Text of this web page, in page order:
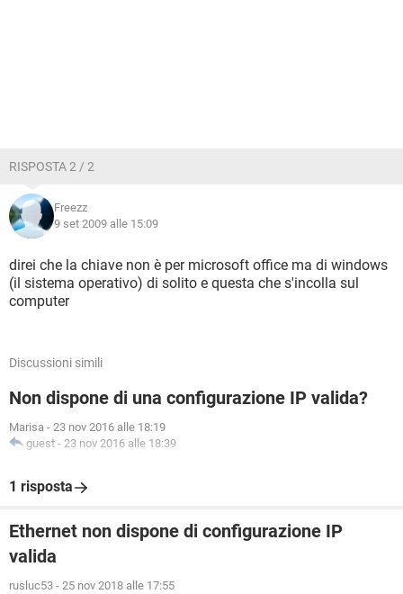
RISPOSTA 2 / 2
Freezz
9 set 2009 alle 15:09
direi che la chiave non è per microsoft office ma di windows
(il sistema operativo) di solito e questa che s'incolla sul
computer
Discussioni simili
Non dispone di una configurazione IP valida?
Marisa - 23 nov 2016 alle 18:19
guest - 23 nov 2016 alle 18:39
1 risposta
Ethernet non dispone di configurazione IP
valida
rusluc53 - 25 nov 2018 alle 17:55